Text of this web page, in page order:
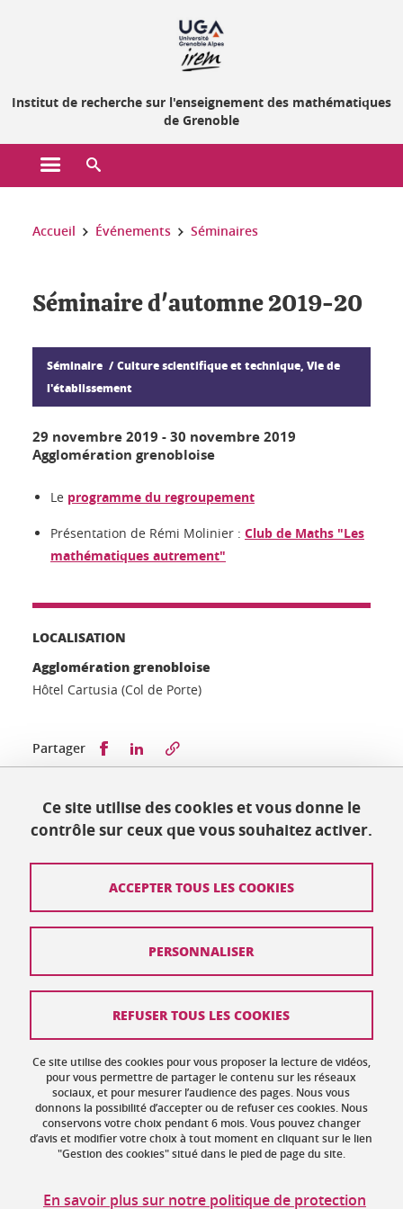
Institut de recherche sur l'enseignement des mathématiques
de Grenoble
Ouvrir le menu principal
Vous êtes ici :
Accueil Événements Séminaires
Séminaire d'automne 2019-20
Séminaire
Culture scientifique et technique, Vie de
l'établissement
29 novembre 2019 -30 novembre 2019
Agglomération grenobloise
Le programme du regroupement
Présentation de Rémi Molinier : Club de Maths "Les
mathématiques autrement"
LOCALISATION
Agglomération grenobloise
Hôtel Cartusia (Col de Porte)
Partager Partager sur Facebook
Partager sur LinkedIn
Publié le 16 juillet 2019
Mis à jour le 4 avril 2023
Contact
Mentions légales
Données personnelles : politique de confidentialité
Gestion des cookies
Accessibilité : non conforme
Ce site utilise des cookies et vous donne le
contrôle sur ceux que vous souhaitez activer.
Ce site utilise des cookies pour vous proposer la lecture de vidéos,
pour vous permettre de partager le contenu sur les réseaux
sociaux, et pour mesurer l’audience des pages. Nous vous
donnons la possibilité d’accepter ou de refuser ces cookies. Nous
conservons votre choix pendant 6 mois. Vous pouvez changer
d’avis et modifier votre choix à tout moment en cliquant sur le lien
"Gestion des cookies" situé dans le pied de page du site.
En savoir plus sur notre politique de protection
ACCEPTER TOUS LES COOKIES
REFUSER TOUS LES COOKIES
PERSONNALISER